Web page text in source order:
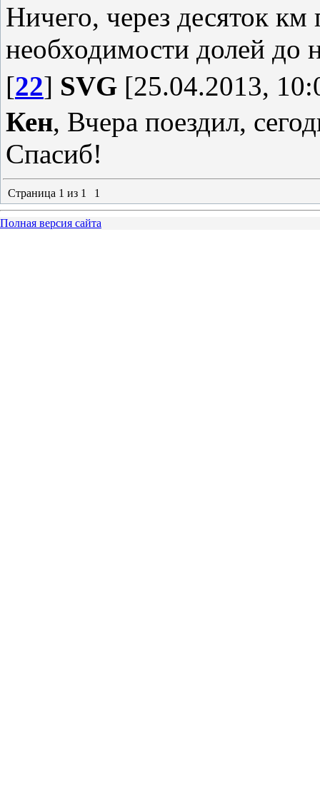
Ничего, через десяток
необходимости долей до
[22] SVG [25.04.2013,
Кен, Вчера поездил,
Спасиб!
Страница 1 из 1 1
Полная версия сайта